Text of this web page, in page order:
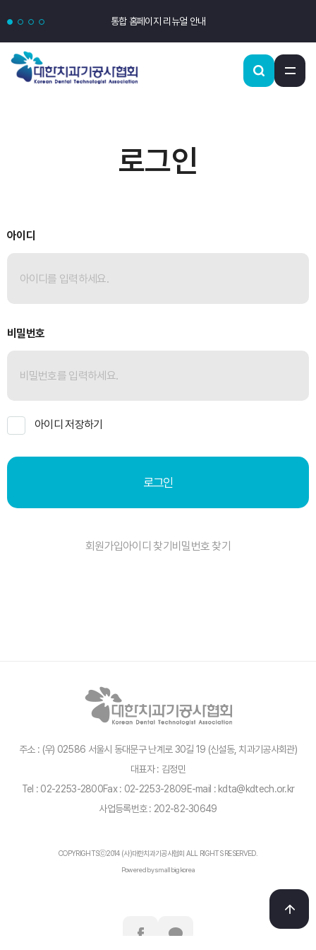
통합 홈페이지 리뉴얼 안내
로그인
아이디
비밀번호
아이디 저장하기
로그인
회원가입아이디 찾기비밀번호 찾기
주소 : (우) 02586 서울시 동대문구 난계로 30길 19 (신설동, 치과기공사회관)
대표자 : 김정민
Tel : 02-2253-2800Fax : 02-2253-2809E-mail : kdta@kdtech.or.kr
사업등록번호 : 202-82-30649
COPYRIGHTSⓒ2014 (사)대한치과기공사협회 ALL RIGHTS RESERVED.
Powered by smallbigkorea